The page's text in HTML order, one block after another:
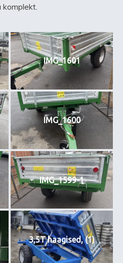
IMG_1601
IMG_1600
IMG_1599-1
3,5T haagised, (1)